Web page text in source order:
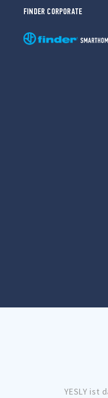
FINDER CORPORATE
YESLY ist